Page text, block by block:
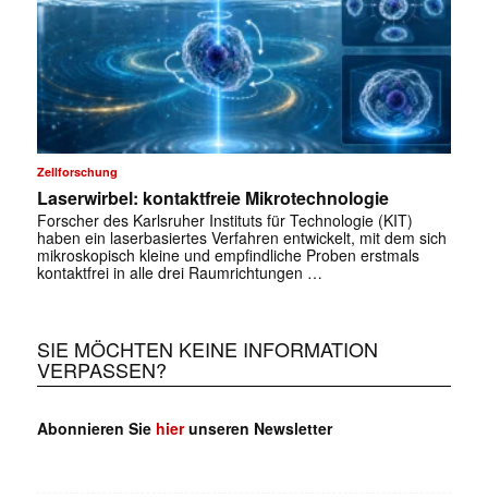
✕
Zellforschung
Laserwirbel: kontaktfreie Mikrotechnologie
Forscher des Karlsruher Instituts für Technologie (KIT)
haben ein laserbasiertes Verfahren entwickelt, mit dem sich
mikroskopisch kleine und empfindliche Proben erstmals
kontaktfrei in alle drei Raumrichtungen …
SIE MÖCHTEN KEINE INFORMATION
VERPASSEN?
Abonnieren Sie hierunseren Newsletter